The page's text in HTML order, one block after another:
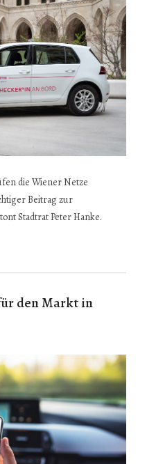
die Wiener Netze
Beitrag zur
Stadtrat Peter Hanke.
den Markt in